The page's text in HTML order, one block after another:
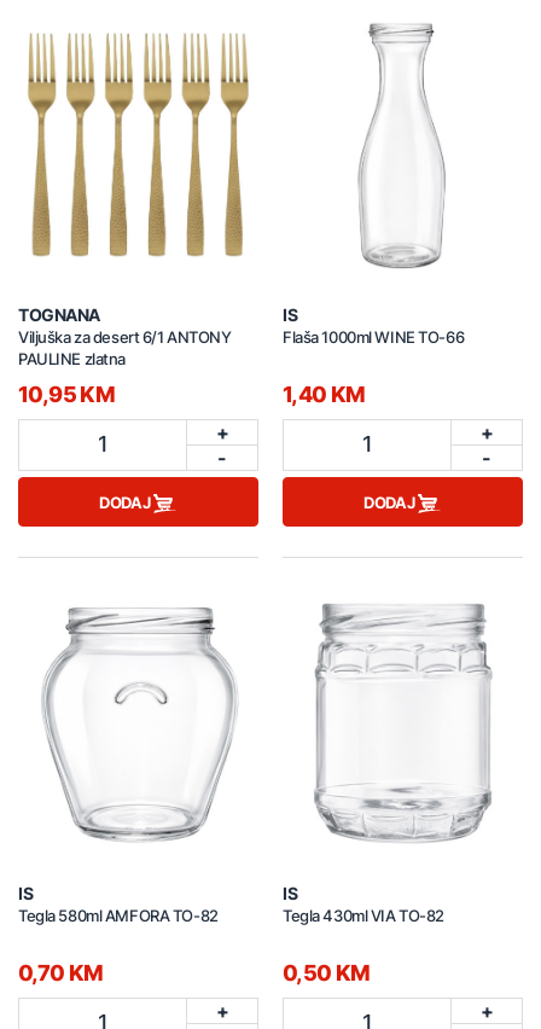
TOGNANA
Viljuška za desert 6/1 ANTONY
PAULINE zlatna
10,95 KM
1
+
-
DODAJ
IS
Flaša 1000ml WINE TO-66
1,40 KM
1
+
-
DODAJ
IS
Tegla 580ml AMFORA TO-82
0,70 KM
1
+
IS
Tegla 430ml VIA TO-82
0,50 KM
1
+